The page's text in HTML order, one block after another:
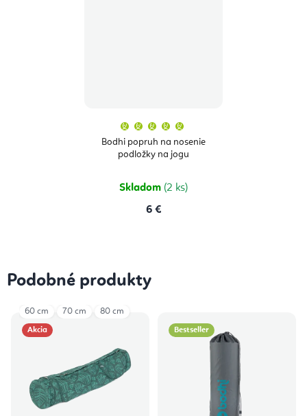
Bodhi popruh na nosenie
podložky na jogu
produktu
je
5,0
hviezdičiek.
Skladom (2 ks)
6 €
Podobné produkty
Akcia
60 cm 70 cm 80 cm
Bestseller